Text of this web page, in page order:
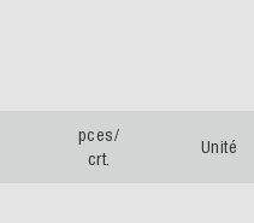
pces/
crt.
Unité